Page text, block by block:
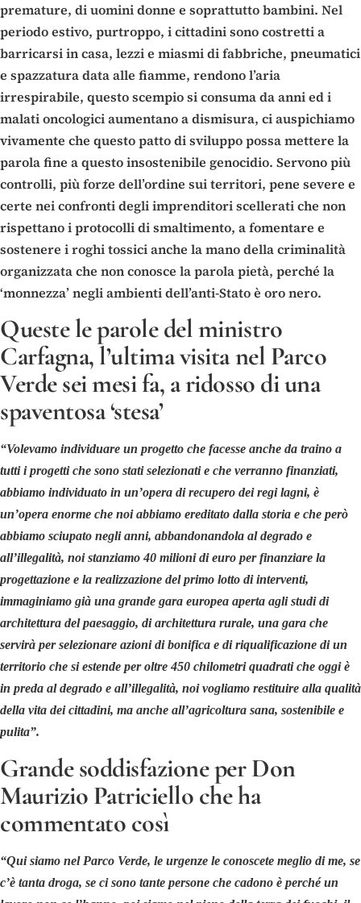
premature, di uomini donne e soprattutto bambini. Nel
periodo estivo, purtroppo, i cittadini sono costretti a
barricarsi in casa, lezzi e miasmi di fabbriche, pneumatici
e spazzatura data alle fiamme, rendono l’aria
irrespirabile, questo scempio si consuma da anni ed i
malati oncologici aumentano a dismisura, ci auspichiamo
vivamente che questo patto di sviluppo possa mettere la
parola fine a questo insostenibile genocidio. Servono più
controlli, più forze dell’ordine sui territori, pene severe e
certe nei confronti degli imprenditori scellerati che non
rispettano i protocolli di smaltimento, a fomentare e
sostenere i roghi tossici anche la mano della criminalità
organizzata che non conosce la parola pietà, perché la
‘monnezza’ negli ambienti dell’anti-Stato è oro nero.
Queste le parole del ministro
Carfagna, l’ultima visita nel Parco
Verde sei mesi fa, a ridosso di una
spaventosa ‘stesa’
“Volevamo individuare un progetto che facesse anche da traino a
tutti i progetti che sono stati selezionati e che verranno finanziati,
abbiamo individuato in un’opera di recupero dei regi lagni, è
un’opera enorme che noi abbiamo ereditato dalla storia e che però
abbiamo sciupato negli anni, abbandonandola al degrado e
all’illegalità, noi stanziamo 40 milioni di euro per finanziare la
progettazione e la realizzazione del primo lotto di interventi,
immaginiamo già una grande gara europea aperta agli studi di
architettura del paesaggio, di architettura rurale, una gara che
servirà per selezionare azioni di bonifica e di riqualificazione di un
territorio che si estende per oltre 450 chilometri quadrati che oggi è
in preda al degrado e all’illegalità, noi vogliamo restituire alla qualità
della vita dei cittadini, ma anche all’agricoltura sana, sostenibile e
pulita”.
Grande soddisfazione per Don
Maurizio Patriciello che ha
commentato così
“Qui siamo nel Parco Verde, le urgenze le conoscete meglio di me, se
c’è tanta droga, se ci sono tante persone che cadono è perché un